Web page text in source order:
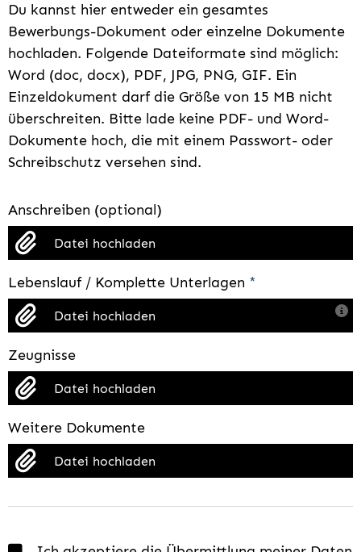
Du kannst hier entweder ein gesamtes
Bewerbungs-Dokument oder einzelne Dokumente
hochladen. Folgende Dateiformate sind möglich:
Word (doc, docx), PDF, JPG, PNG, GIF. Ein
Einzeldokument darf die Größe von 15 MB nicht
überschreiten. Bitte lade keine PDF- und Word-
Dokumente hoch, die mit einem Passwort- oder
Schreibschutz versehen sind.
Anschreiben (optional)
Datei hochladen
Lebenslauf / Komplette Unterlagen *
Datei hochladen
Zeugnisse
Datei hochladen
Weitere Dokumente
Datei hochladen